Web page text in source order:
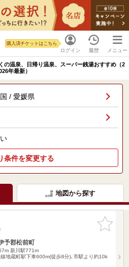
ログイン
購入済チケットはこちら
履歴 メニュー
の温泉、日帰り温泉、スーパー銭湯おすすめ（2
年最新）
/ 愛媛県
条件を変更する
地図から探す
お気に入
りに追加
予郡松前町
新川駅771m
地蔵町駅下車600m(徒歩8分)､市駅より約10k